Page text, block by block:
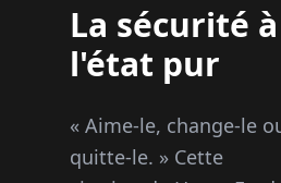
La sécurité à
l'état pur
« Aime-le, change-le
quitte-le. » Cette